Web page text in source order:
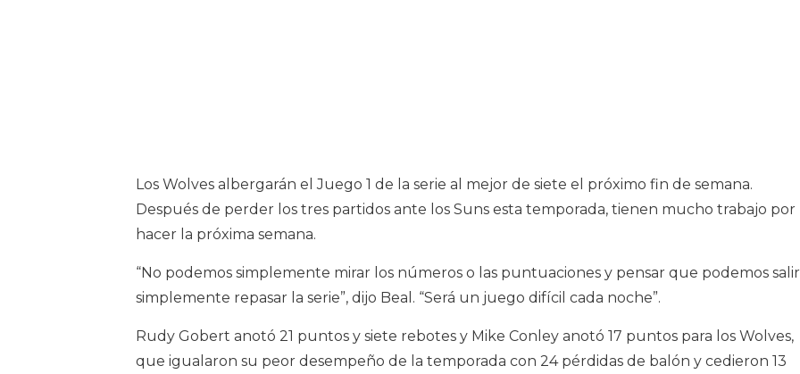
Los Wolves albergarán el Juego 1 de la serie al mejor de siete el próximo fin de semana.
Después de perder los tres partidos ante los Suns esta temporada, tienen mucho trabajo por
hacer la próxima semana.
“No podemos simplemente mirar los números o las puntuaciones y pensar que podemos
simplemente repasar la serie”, dijo Beal. “Será un juego difícil cada noche”.
Rudy Gobert anotó 21 puntos y siete rebotes y Mike Conley anotó 17 puntos para los Wolves,
que igualaron su peor desempeño de la temporada con 24 pérdidas de balón y cedieron 13